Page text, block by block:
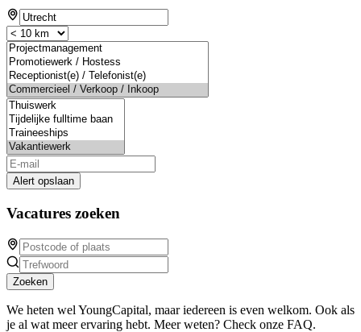
Alert opslaan
Vacatures zoeken
Zoeken
We heten wel YoungCapital, maar iedereen is even welkom. Ook als
je al wat meer ervaring hebt. Meer weten? Check onze FAQ.